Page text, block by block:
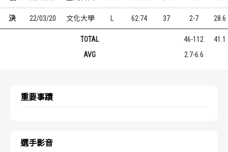
決 22/03/20 文化大學 62:74 37 2-7 28.6
TOTAL 46-112
41.1
AVG
2.7-6.6
重要事蹟
選手影音